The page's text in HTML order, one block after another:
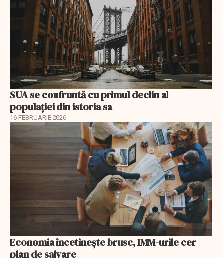
SUA se confruntă cu primul declin al
populației din istoria sa
16 FEBRUARIE 2026
Economia încetinește brusc, IMM-urile cer
plan de salvare